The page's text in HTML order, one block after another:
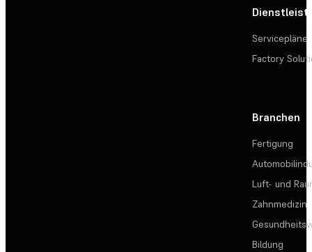
Servicepläne
Factory
Branchen
Fertigung
Luft- und
Zahnmedizin
Bildung